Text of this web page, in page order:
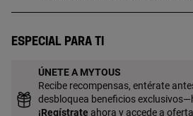
Especial para ti
ÚNETE A MYTOUS
Recibe recompensas, entérate
desbloquea beneficios
¡Regístrate ahora y accede a